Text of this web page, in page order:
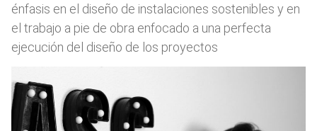
énfasis en el diseño de instalaciones sostenibles y en
el trabajo a pie de obra enfocado a una perfecta
ejecución del diseño de los proyectos